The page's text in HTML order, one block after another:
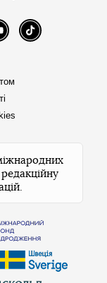
YouTube TikTok